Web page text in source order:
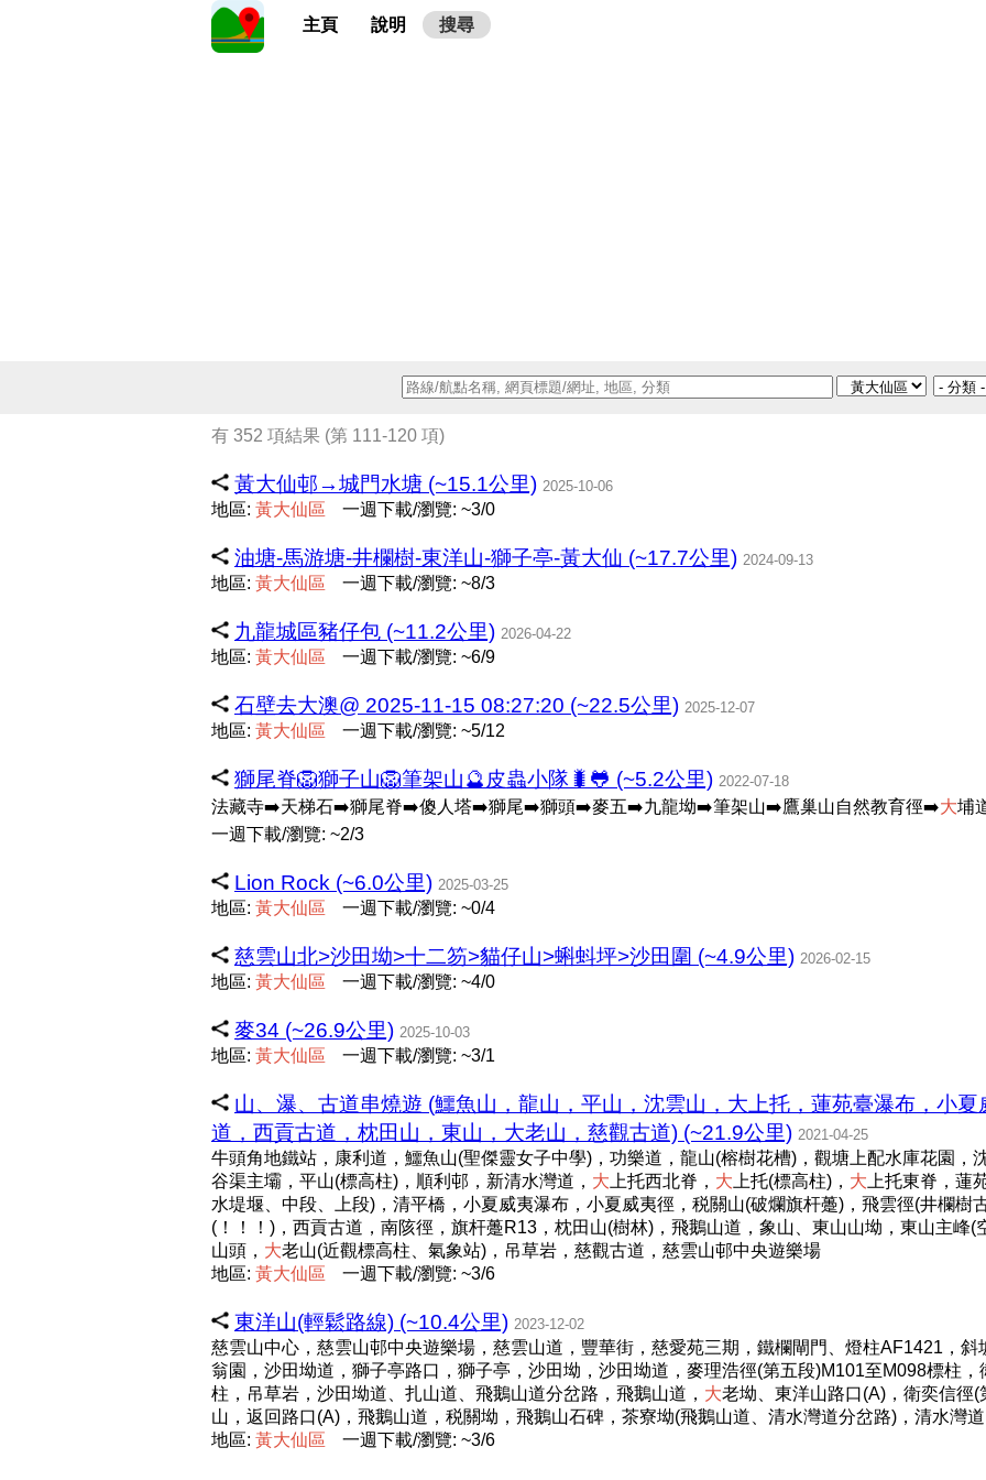
主頁 說明 搜尋
有 352 項結果 (第 111-120 項)
黃大仙邨→城門水塘 (~15.1公里) 2025-10-06
地區: 黃大仙區 一週下載/瀏覽: ~3/0
油塘-馬游塘-井欄樹-東洋山-獅子亭-黃大仙 (~17.7公里) 2024-09-13
地區: 黃大仙區 一週下載/瀏覽: ~8/3
九龍城區豬仔包 (~11.2公里) 2026-04-22
地區: 黃大仙區 一週下載/瀏覽: ~6/9
石壁去大澳@ 2025-11-15 08:27:20 (~22.5公里) 2025-12-07
地區: 黃大仙區 一週下載/瀏覽: ~5/12
獅尾脊🦁獅子山🦁筆架山🔮皮蟲小隊🐛🐸 (~5.2公里) 2022-07-18
法藏寺➡️天梯石➡️獅尾脊➡️傻人塔➡️獅尾➡️獅頭➡️麥五➡️九龍坳➡️筆架山➡️鷹巢山自然教育徑➡️大埔
一週下載/瀏覽: ~2/3
Lion Rock (~6.0公里) 2025-03-25
地區: 黃大仙區 一週下載/瀏覽: ~0/4
慈雲山北>沙田坳>十二笏>貓仔山>蝌蚪坪>沙田圍 (~4.9公里) 2026-02-15
地區: 黃大仙區 一週下載/瀏覽: ~4/0
麥34 (~26.9公里) 2025-10-03
地區: 黃大仙區 一週下載/瀏覽: ~3/1
山、瀑、古道串燒遊 (鱷魚山，龍山，平山，沈雲山，大上托，蓮苑臺瀑布，小
道，西貢古道，枕田山，東山，大老山，慈觀古道) (~21.9公里) 2021-04-25
牛頭角地鐵站，康利道，鱷魚山(聖傑靈女子中學)，功樂道，龍山(榕樹花槽)，觀塘上配水庫花園，
谷渠主壩，平山(標高柱)，順利邨，新清水灣道， 大 上托西北脊， 大 上托(標高柱)， 大 上托東脊，蓮
水堤堰、中段、上段)，清平橋，小夏威夷瀑布，小夏威夷徑，税關山(破爛旗杆躉)，飛雲徑(井欄樹
(！！！)，西貢古道，南陔徑，旗杆躉R13，枕田山(樹林)，飛鵝山道，象山、東山山坳，東山主峰(
山頭， 大老山(近觀標高柱、氣象站)，吊草岩，慈觀古道，慈雲山邨中央遊樂場
地區: 黃大仙區 一週下載/瀏覽: ~3/6
東洋山(輕鬆路線) (~10.4公里) 2023-12-02
慈雲山中心，慈雲山邨中央遊樂場，慈雲山道，豐華街，慈愛苑三期，鐵欄閘門、燈柱AF1421，
翁園，沙田坳道，獅子亭路口，獅子亭，沙田坳，沙田坳道，麥理浩徑(第五段)M101至M098標柱
柱，吊草岩，沙田坳道、扎山道、飛鵝山道分岔路，飛鵝山道， 大老坳、東洋山路口(A)，衛奕信徑(
山，返回路口(A)，飛鵝山道，税關坳，飛鵝山石碑，茶寮坳(飛鵝山道、清水灣道分岔路)，清水灣
地區: 黃大仙區 一週下載/瀏覽: ~3/6